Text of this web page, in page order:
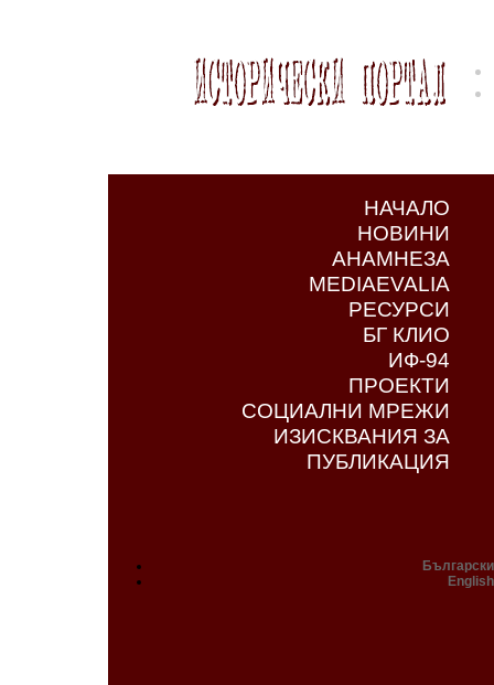
НАЧАЛО
НОВИНИ
АНАМНЕЗА
MEDIAEVALIA
РЕСУРСИ
БГ КЛИО
ИФ-94
ПРОЕКТИ
СОЦИАЛНИ МРЕЖИ
ИЗИСКВАНИЯ ЗА
ПУБЛИКАЦИЯ
Български
English